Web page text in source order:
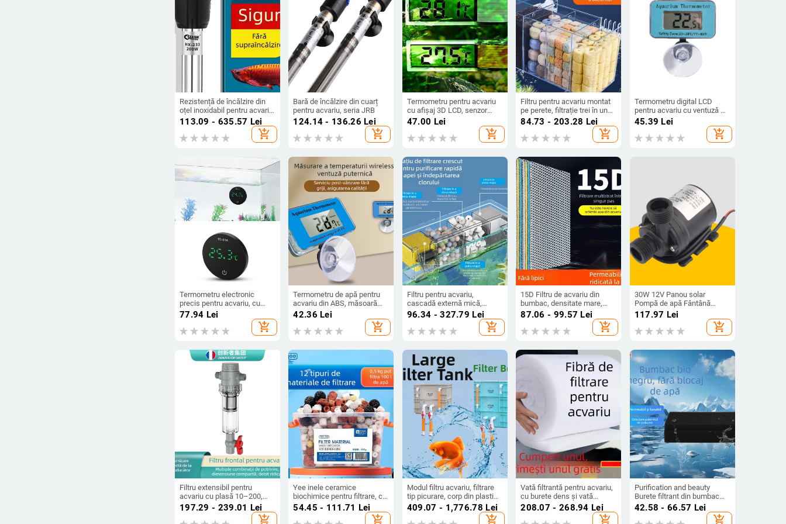
Rezistență de încălzire din
oțel inoxidabil pentru acvariu,
cu control automat al
temperaturii, protecție la
explozie și economie de
113.09 - 635.57 Lei
add_shopping_cart
Bară de încălzire din cuarț
pentru acvariu, seria JRB
124.14 - 136.26 Lei
add_shopping_cart
Termometru pentru acvariu
cu afișaj 3D LCD, senzor
electronic pentru pești și
47.00 Lei
add_shopping_cart
Filtru pentru acvariu montat
pe perete, filtrație trei în unu,
oxigenare și susținerea
funcționare silențioasă,
84.73 - 203.28 Lei
add_shopping_cart
Termometru digital LCD
pentru acvariu cu ventuză –
corp din plastic, măsoară
45.39 Lei
add_shopping_cart
Termometru electronic
precis pentru acvariu, cu
baterie Încorporată
77.94 Lei
add_shopping_cart
Termometru de apă pentru
acvariu din ABS, măsoară
temperatura apei, suportă
42.36 Lei
add_shopping_cart
Filtru pentru acvariu,
cascadă externă mică,
montat pe perete, broască
țestoasă, filtru mic trei în
unu, pompă de apă
silențioasă, purificare a apei,
96.34 - 327.79 Lei
add_shopping_cart
15D Filtru de acvariu din
bumbac, densitate mare,
îngroșat, fără lipici, spălare,
nu putrezire, calitatea apei,
bumbac chimic, acvariu
87.06 - 99.57 Lei
add_shopping_cart
30W 12V Panou solar
Pompă de apă Fântână
Pompă Iaz Grădină Piscină
Zgomot redus Fântână
Solară de umplere
117.97 Lei
add_shopping_cart
Filtru extensibil pentru
acvariu cu plasă 10–200,
cameră de sedimentare și
supapă cu bilă (mediu
197.29 - 239.01 Lei
add_shopping_cart
Yee inele ceramice
biochimice pentru filtrare, cu
cărbune activ și piatră
vulcanică pentru acvariu mic
54.45 - 111.71 Lei
add_shopping_cart
Modul filtru acvariu, filtrare
tip picurare, corp din plastic,
material filtrant din bumbac,
marcă Yimiduo, greutate 0,5
409.07 - 1,776.78 Lei
add_shopping_cart
Vată filtrantă pentru acvariu,
cu burete dens și vată
biochimică pentru filtrare în
acvariu
208.07 - 268.94 Lei
add_shopping_cart
Purification and beauty
Burete filtrant din bumbac
biochimic pentru acvarii –
Filtru din bumbac
42.58 - 66.57 Lei
add_shopping_cart